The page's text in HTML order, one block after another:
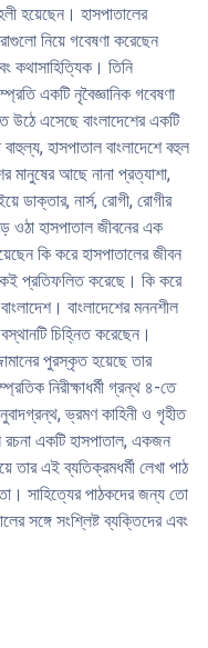
হয়েছেন। হাসপাতালের
নিয়ে গবেষণা করেছেন
কথাসাহিত্যিক। তিনি
একটি নৃবৈজ্ঞানিক গবেষণা
এসেছে বাংলাদেশের একটি
হাসপাতাল বাংলাদেশে বহুল
মানুষের আছে নানা প্রত্যাশা,
নার্স, রােগী, রােগীর
ওঠা হাসপাতাল জীবনের এক
কি করে হাসপাতালের জীবন
প্রতিফলিত করেছে। কি করে
বাংলাদেশের মননশীল
চিহ্নিত করেছেন।
পুরস্কৃত হয়েছে তার
নিরীক্ষাধর্মী গ্রন্থ ৪-তে
ভ্রমণ কাহিনী ও গৃহীত
রচনা একটি হাসপাতাল, একজন
তার এই ব্যতিক্রমধর্মী লেখা পাঠ
সাহিত্যের পাঠকদের জন্য তাে
সঙ্গে সংশ্লিষ্ট ব্যক্তিদের এবং